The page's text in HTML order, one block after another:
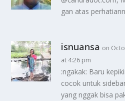
gan atas
isnuansa on
at 4:26 pm
:ngakak: Baru
cocok untuk
yang nggak bisa